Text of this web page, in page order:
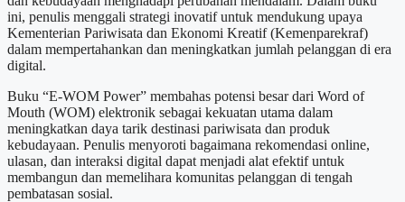
ini, penulis menggali strategi inovatif untuk mendukung upaya
Kementerian Pariwisata dan Ekonomi Kreatif (Kemenparekraf)
dalam mempertahankan dan meningkatkan jumlah pelanggan di era
digital.
Buku “E-WOM Power” membahas potensi besar dari Word of
Mouth (WOM) elektronik sebagai kekuatan utama dalam
meningkatkan daya tarik destinasi pariwisata dan produk
kebudayaan. Penulis menyoroti bagaimana rekomendasi online,
ulasan, dan interaksi digital dapat menjadi alat efektif untuk
membangun dan memelihara komunitas pelanggan di tengah
pembatasan sosial.